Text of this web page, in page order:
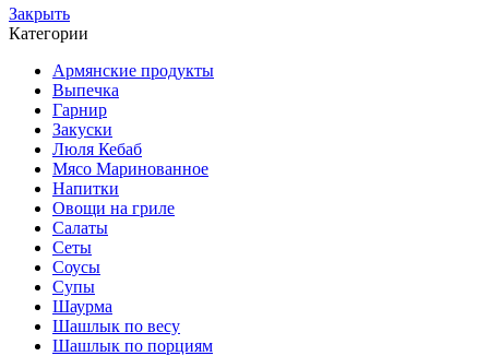
Закрыть
Категории
Армянские продукты
Выпечка
Гарнир
Закуски
Люля Кебаб
Мясо Маринованное
Напитки
Овощи на гриле
Салаты
Сеты
Соусы
Супы
Шаурма
Шашлык по весу
Шашлык по порциям